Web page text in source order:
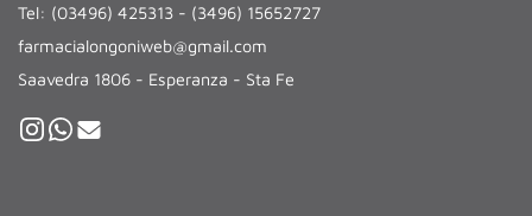
Tel: (03496) 425313 - (3496) 15652727
farmacialongoniweb@gmail.com
Saavedra 1806 - Esperanza - Sta Fe